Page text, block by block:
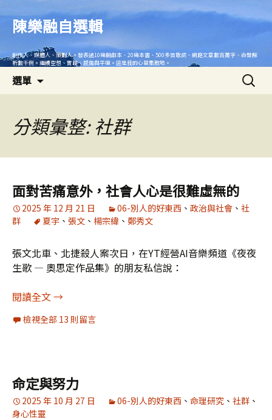
內
陳樂融自選輯
創作人、媒體人、策劃人。發表過10幾齣劇本、20幾本書、500多首歌詞、網路文章數百萬字、命盤解
析數千例。繼續空想、實踐、感傷與平復。這是我的心靈集散地。
選單
搜
尋
分類彙整: 社群
面對苦痛意外，社會人心是很難虛無的
2025 年 12 月 21 日 06-別人的好東西 、 政治與社會 、 社
群
夏宇 、 張文 、 楊宗緯 、 鄭秀文
張文北車、北捷殺人案次日，在YT經營AI音樂頻道《夜夜
生歌 — 奧思定作品集》的朋友私信說：
閱讀全文面對苦痛意外，社會人心是很難虛無的
→
檢視全部 13 則留言
命定與努力
2025 年 10 月 27 日 06-別人的好東西 、 命理研究 、 社群 、
身心性靈